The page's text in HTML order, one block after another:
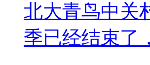
北大青鸟中关
季已经结束了